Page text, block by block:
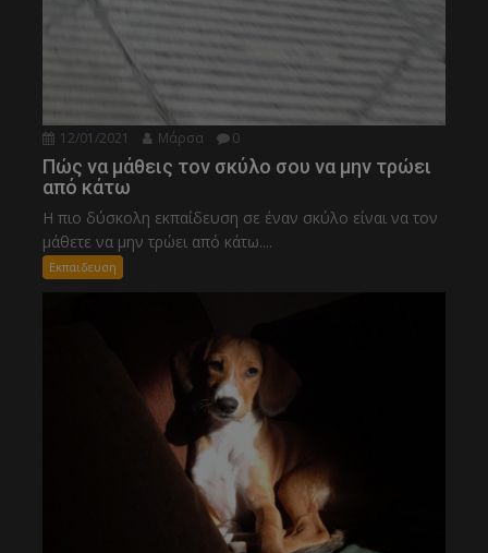
12/01/2021 Μάρσα 0
Πώς να μάθεις τον σκύλο σου να μην τρώει
από κάτω
Η πιο δύσκολη εκπαίδευση σε έναν σκύλο είναι να τον
μάθετε να μην τρώει από κάτω....
Εκπαιδευση